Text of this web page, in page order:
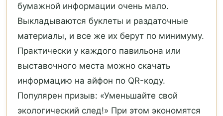
бумажной информации очень мало.
Выкладываются буклеты и раздаточные
материалы, и все же их берут по минимуму.
Практически у каждого павильона или
выставочного места можно скачать
информацию на айфон по QR-коду.
Популярен призыв: «Уменьшайте свой
экологический след!» При этом экономятся